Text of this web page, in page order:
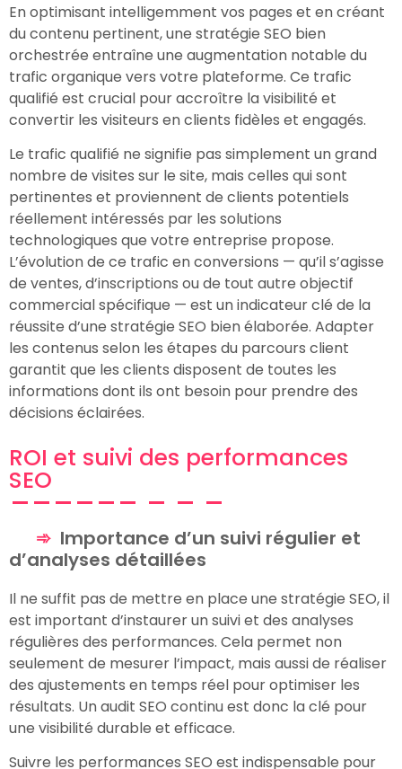
En optimisant intelligemment vos pages et en créant
du contenu pertinent, une stratégie SEO bien
orchestrée entraîne une augmentation notable du
trafic organique vers votre plateforme. Ce trafic
qualifié est crucial pour accroître la visibilité et
convertir les visiteurs en clients fidèles et engagés.
Le trafic qualifié ne signifie pas simplement un grand
nombre de visites sur le site, mais celles qui sont
pertinentes et proviennent de clients potentiels
réellement intéressés par les solutions
technologiques que votre entreprise propose.
L’évolution de ce trafic en conversions — qu’il s’agisse
de ventes, d’inscriptions ou de tout autre objectif
commercial spécifique — est un indicateur clé de la
réussite d’une stratégie SEO bien élaborée. Adapter
les contenus selon les étapes du parcours client
garantit que les clients disposent de toutes les
informations dont ils ont besoin pour prendre des
décisions éclairées.
ROI et suivi des performances
SEO
Importance d’un suivi régulier et
d’analyses détaillées
Il ne suffit pas de mettre en place une stratégie SEO, il
est important d’instaurer un suivi et des analyses
régulières des performances. Cela permet non
seulement de mesurer l’impact, mais aussi de réaliser
des ajustements en temps réel pour optimiser les
résultats. Un audit SEO continu est donc la clé pour
une visibilité durable et efficace.
Suivre les performances SEO est indispensable pour